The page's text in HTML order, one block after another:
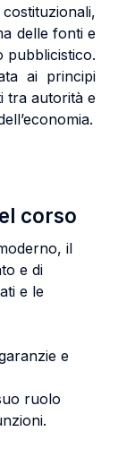
delle fonti e
pubblicistico.
ai principi
tra autorità e
corso
il
e di
e le
e
ruolo